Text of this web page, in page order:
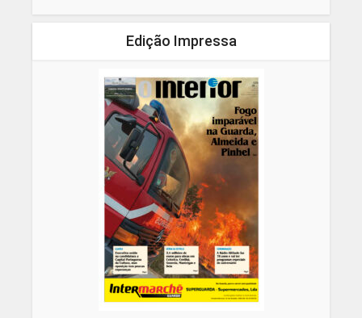
Edição Impressa